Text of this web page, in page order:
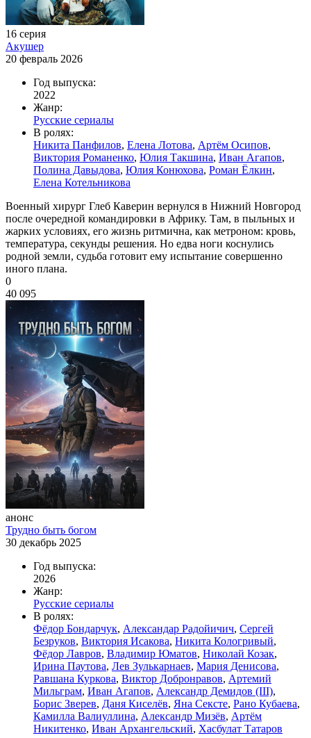
16 серия
Акушер
20 февраль 2026
Год выпуска:
2022
Жанр:
Русские сериалы
В ролях:
Никита Панфилов, Елена Лотова, Артём Осипов,
Виктория Романенко, Юлия Такшина, Иван Агапов,
Полина Давыдова, Юлия Конюхова, Роман Ёлкин,
Елена Котельникова
Военный хирург Глеб Каверин вернулся в Нижний Новгород
после очередной командировки в Африку. Там, в пыльных и
жарких условиях, его жизнь ритмична, как метроном: кровь,
температура, секунды решения. Но едва ноги коснулись
родной земли, судьба готовит ему испытание совершенно
иного плана.
0
40 095
анонс
Трудно быть богом
30 декабрь 2025
Год выпуска:
2026
Жанр:
Русские сериалы
В ролях:
Фёдор Бондарчук, Александар Радойичич, Сергей
Безруков, Виктория Исакова, Никита Кологривый,
Фёдор Лавров, Владимир Юматов, Николай Козак,
Ирина Паутова, Лев Зулькарнаев, Мария Денисова,
Равшана Куркова, Виктор Добронравов, Артемий
Мильграм, Иван Агапов, Александр Демидов (III),
Борис Зверев, Даня Киселёв, Яна Сексте, Рано Кубаева,
Камилла Валиуллина, Александр Мизёв, Артём
Никитенко, Иван Архангельский, Хасбулат Татаров